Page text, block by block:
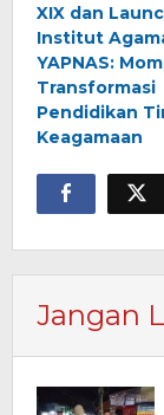
XIX dan
Institut
YAPNAS:
Transformasi
Pendidikan
Keagamaan
Jangan